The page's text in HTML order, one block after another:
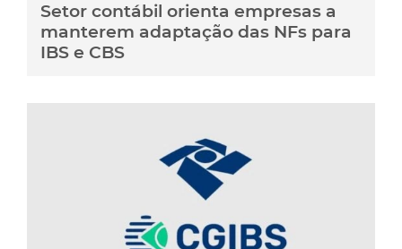
Setor contábil orienta empresas a
manterem adaptação das NFs para
IBS e CBS